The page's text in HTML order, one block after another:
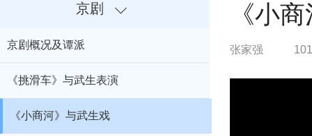
京剧
京剧概况及谭派
《挑滑车》与武生表演
《小商河》与武生戏
《小
张家强